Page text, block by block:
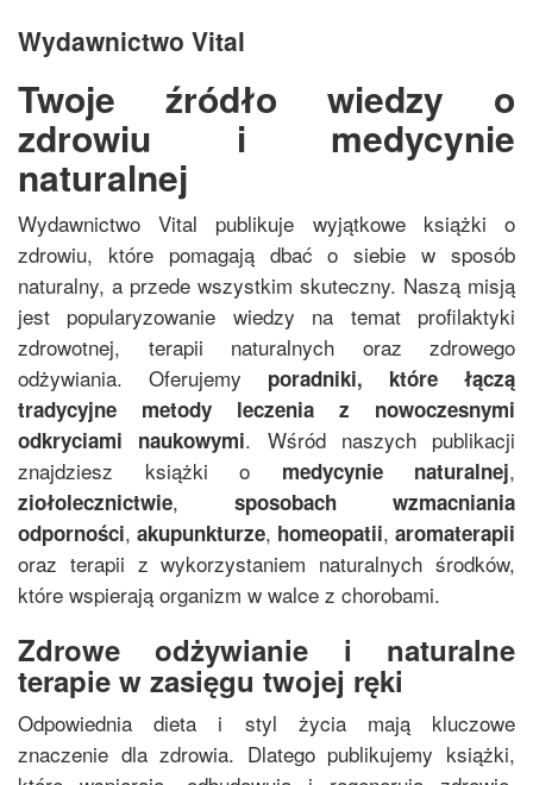
Wydawnictwo Vital
Twoje źródło wiedzy o
zdrowiu i medycynie
naturalnej
Wydawnictwo Vital publikuje wyjątkowe książki o
zdrowiu, które pomagają dbać o siebie w sposób
naturalny, a przede wszystkim skuteczny. Naszą misją
jest popularyzowanie wiedzy na temat profilaktyki
zdrowotnej, terapii naturalnych oraz zdrowego
odżywiania. Oferujemy poradniki, które łączą
tradycyjne metody leczenia z nowoczesnymi
odkryciami naukowymi. Wśród naszych publikacji
znajdziesz książki o medycynie naturalnej,
ziołolecznictwie, sposobach wzmacniania
odporności, akupunkturze, homeopatii, aromaterapii
oraz terapii z wykorzystaniem naturalnych środków,
które wspierają organizm w walce z chorobami.
Zdrowe odżywianie i naturalne
terapie w zasięgu twojej ręki
Odpowiednia dieta i styl życia mają kluczowe
znaczenie dla zdrowia. Dlatego publikujemy książki,